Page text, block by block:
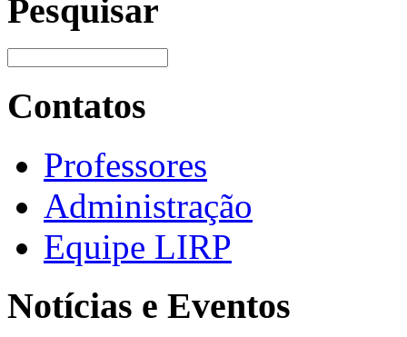
Pesquisar
Contatos
Professores
Administração
Equipe LIRP
Notícias e Eventos